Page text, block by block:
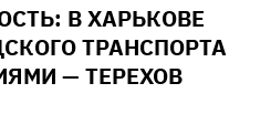
В ХАРЬКОВЕ
ТРАНСПОРТА
— ТЕРЕХОВ